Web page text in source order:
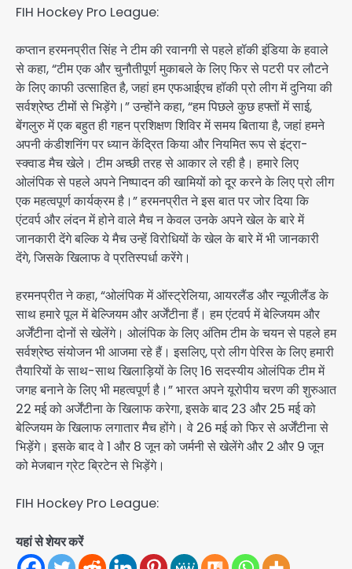
FIH Hockey Pro League:
कप्तान हरमनप्रीत सिंह ने टीम की रवानगी से पहले हॉकी इंडिया के हवाले
से कहा, “टीम एक और चुनौतीपूर्ण मुकाबले के लिए फिर से पटरी पर लौटने
के लिए काफी उत्साहित है, जहां हम एफआईएच हॉकी प्रो लीग में दुनिया की
सर्वश्रेष्ठ टीमों से भिड़ेंगे।” उन्होंने कहा, “हम पिछले कुछ हफ्तों में साई,
बेंगलुरु में एक बहुत ही गहन प्रशिक्षण शिविर में समय बिताया है, जहां हमने
अपनी कंडीशनिंग पर ध्यान केंद्रित किया और नियमित रूप से इंट्रा-
स्क्वाड मैच खेले। टीम अच्छी तरह से आकार ले रही है। हमारे लिए
ओलंपिक से पहले अपने निष्पादन की खामियों को दूर करने के लिए प्रो लीग
एक महत्वपूर्ण कार्यक्रम है।” हरमनप्रीत ने इस बात पर जोर दिया कि
एंटवर्प और लंदन में होने वाले मैच न केवल उनके अपने खेल के बारे में
जानकारी देंगे बल्कि ये मैच उन्हें विरोधियों के खेल के बारे में भी जानकारी
देंगे, जिसके खिलाफ वे प्रतिस्पर्धा करेंगे।
हरमनप्रीत ने कहा, “ओलंपिक में ऑस्ट्रेलिया, आयरलैंड और न्यूजीलैंड के
साथ हमारे पूल में बेल्जियम और अर्जेंटीना हैं। हम एंटवर्प में बेल्जियम और
अर्जेंटीना दोनों से खेलेंगे। ओलंपिक के लिए अंतिम टीम के चयन से पहले हम
सर्वश्रेष्ठ संयोजन भी आजमा रहे हैं। इसलिए, प्रो लीग पेरिस के लिए हमारी
तैयारियों के साथ-साथ खिलाड़ियों के लिए 16 सदस्यीय ओलंपिक टीम में
जगह बनाने के लिए भी महत्वपूर्ण है।” भारत अपने यूरोपीय चरण की शुरुआत
22 मई को अर्जेंटीना के खिलाफ करेगा, इसके बाद 23 और 25 मई को
बेल्जियम के खिलाफ लगातार मैच होंगे। वे 26 मई को फिर से अर्जेंटीना से
भिड़ेंगे। इसके बाद वे 1 और 8 जून को जर्मनी से खेलेंगे और 2 और 9 जून
को मेजबान ग्रेट ब्रिटेन से भिड़ेंगे।
FIH Hockey Pro League:
यहां से शेयर करें